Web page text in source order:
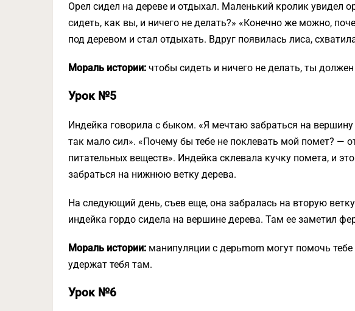
Орел сидел на дереве и отдыхал. Маленький кролик увидел
сидеть, как вы, и ничего не делать?» «Конечно же можно,
под деревом и стал отдыхать. Вдруг появилась лиса,
Мораль истории: чтобы сидеть и ничего не делать, ты
Урок №5
Индейка говорила с быком. «Я мечтаю забраться на
так мало сил». «Почему бы тебе не поклевать мой помет? —
питательных веществ». Индейка склевала кучку помета, и
забраться на нижнюю ветку дерева.
На следующий день, съев еще, она забралась на вторую
индейка гордо сидела на вершине дерева. Там ее заметил
Мораль истории: манипуляции с дepьmоm могут помочь
удержат тебя там.
Урок №6